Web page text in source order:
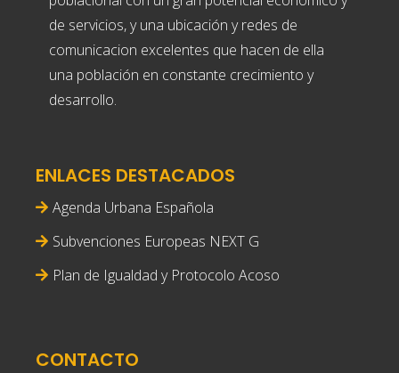
de servicios, y una ubicación y redes de
comunicacion excelentes que hacen de ella
una población en constante crecimiento y
desarrollo.
ENLACES DESTACADOS
Agenda Urbana Española
Subvenciones Europeas NEXT G
Plan de Igualdad y Protocolo Acoso
CONTACTO